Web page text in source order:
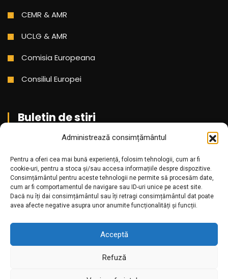
Administrează consimțământul
Pentru a oferi cea mai bună experiență, folosim tehnologii, cum ar fi
cookie-uri, pentru a stoca și/sau accesa informațiile despre dispozitive.
Consimțământul pentru aceste tehnologii ne permite să procesăm date,
cum ar fi comportamentul de navigare sau ID-uri unice pe acest site.
Dacă nu îți dai consimțământul sau îți retragi consimțământul dat poate
avea afecte negative asupra unor anumite funcționalități și funcții.
Acceptă
Refuză
CEMR & AMR
UCLG & AMR
Comisia Europeana
Consiliul Europei
Buletin de stiri
Aboneaza-te pentru a primi cele mai noi stiri din partea
noastra!